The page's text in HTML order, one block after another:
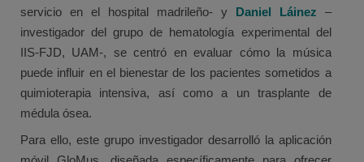
servicio en el hospital madrileño- y Daniel Láinez –
investigador del grupo de hematología experimental del
IIS-FJD, UAM-, se centró en evaluar cómo la música
puede influir en el bienestar de los pacientes sometidos a
quimioterapia intensiva, así como a un trasplante de
médula ósea.
Para ello, este grupo investigador desarrolló la aplicación